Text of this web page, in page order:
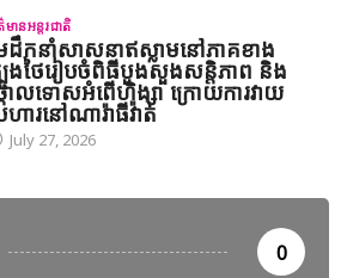
មានអន្តរជាតិ
ដឹកនាំសាសនាឥស្លាមនៅភាគខាង
ងថៃរៀបចំពិធីបួងសួងសន្តិភាព និង
ោលទោសអំពើហិង្សា ក្រោយការវាយ
ហារនៅណារ៉ាធីវ៉ាត់
July 27, 2026
0